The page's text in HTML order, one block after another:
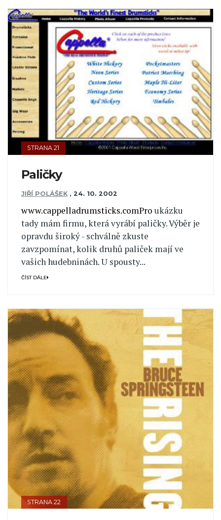
STRANA 21
Paličky
JIŘÍ POLÁŠEK , 24. 10. 2002
www.cappelladrumsticks.comPro ukázku
tady mám firmu, která vyrábí paličky. Výběr je
opravdu široký - schválně zkuste
zavzpomínat, kolik druhů paliček mají ve
vašich hudebninách. U spousty...
ČÍST DÁLE
STRANA 22